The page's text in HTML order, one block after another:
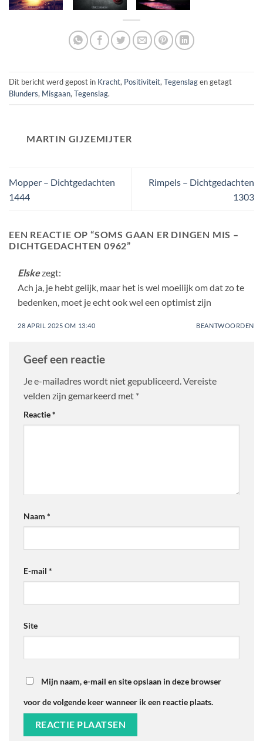
Dit bericht werd gepost in Kracht, Positiviteit, Tegenslagen getagt
Blunders, Misgaan, Tegenslag.
MARTIN GIJZEMIJTER
Mopper – Dichtgedachten
1444
Rimpels – Dichtgedachten
1303
EEN REACTIE OP “SOMS GAAN ER DINGEN MIS –
DICHTGEDACHTEN 0962”
Elskezegt:
Ach ja, je hebt gelijk, maar het is wel moeilijk om dat zo te
bedenken, moet je echt ook wel een optimist zijn
28 APRIL 2025 OM 13:40 BEANTWOORDEN
Geef een reactie
Je e-mailadres wordt niet gepubliceerd.Vereiste
velden zijn gemarkeerd met *
Reactie*
Naam *
E-mail *
Site
Mijn naam, e-mail en site opslaan in deze browser
voor de volgende keer wanneer ik een reactie plaats.